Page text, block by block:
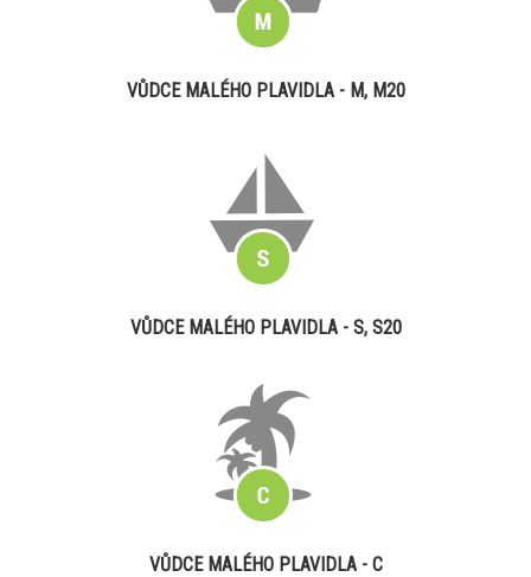
VŮDCE MALÉHO PLAVIDLA - M, M20
VŮDCE MALÉHO PLAVIDLA - S, S20
VŮDCE MALÉHO PLAVIDLA - C